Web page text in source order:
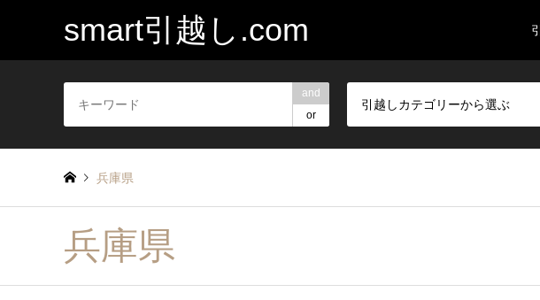
smart引越し.com
and
or
引越しカテゴリーから選ぶ
兵庫県
兵庫県